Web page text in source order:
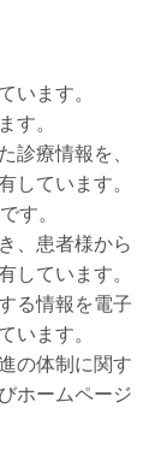
います。
す。
診療情報を、
しています。
す。
、患者様から
しています。
る情報を電子
います。
の体制に関す
ホームページ